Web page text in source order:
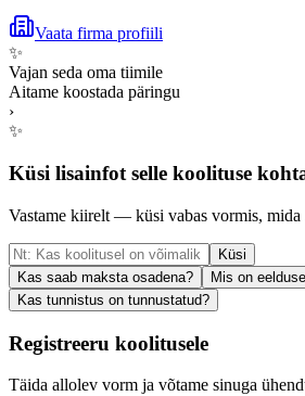
Vaata firma profiili
✨
Vajan seda oma tiimile
Aitame koostada päringu
›
✨
Küsi lisainfot selle koolituse
Vastame kiirelt — küsi vabas vormis, mida
Küsi
Kas saab maksta osadena?
Mis on
Kas tunnistus on tunnustatud?
Registreeru koolitusele
Täida allolev vorm ja võtame sinuga